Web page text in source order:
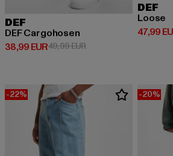
DEF
DEF Cargohosen
38,99 EUR
Derzeitiger Preis: 38,99 EUR
49,99 EURAktionspreis: 49,99 EUR
DEF
Loose
47,99
-22% -20%